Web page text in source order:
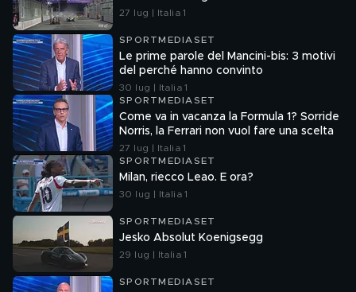
27 lug | Italia 1
SPORTMEDIASET
Le prime parole del Mancini-bis: 3 motivi
del perché hanno convinto
30 lug | Italia 1
SPORTMEDIASET
Come va in vacanza la Formula 1? Sorride
Norris, la Ferrari non vuol fare una scelta
27 lug | Italia 1
SPORTMEDIASET
Milan, riecco Leao. E ora?
30 lug | Italia 1
SPORTMEDIASET
Jesko Absolut Koenigsegg
29 lug | Italia 1
SPORTMEDIASET